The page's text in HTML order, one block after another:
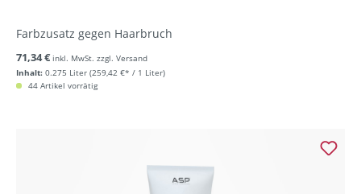
Farbzusatz gegen Haarbruch
Inhalt: 0.275 Liter (259,42 €* / 1 Liter)
71,34 € inkl. MwSt. zzgl. Versand
44 Artikel vorrätig